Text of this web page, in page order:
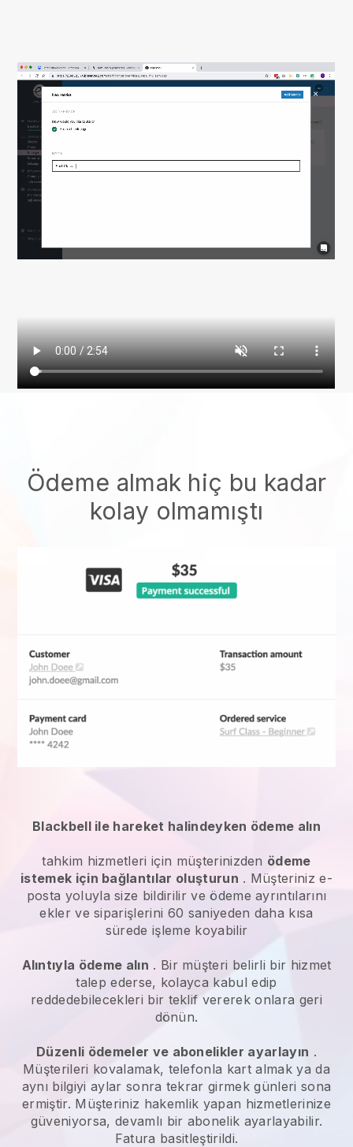
Ödeme almak hiç bu kadar
kolay olmamıştı
Blackbell ile hareket halindeyken ödeme alın
tahkim hizmetleri için müşterinizden ödeme
istemek için bağlantılar oluşturun . Müşteriniz e-
posta yoluyla size bildirilir ve ödeme ayrıntılarını
ekler ve siparişlerini 60 saniyeden daha kısa
sürede işleme koyabilir
Alıntıyla ödeme alın . Bir müşteri belirli bir hizmet
talep ederse, kolayca kabul edip
reddedebilecekleri bir teklif vererek onlara geri
dönün.
Düzenli ödemeler ve abonelikler ayarlayın .
Müşterileri kovalamak, telefonla kart almak ya da
aynı bilgiyi aylar sonra tekrar girmek günleri sona
ermiştir. Müşteriniz hakemlik yapan hizmetlerinize
güveniyorsa, devamlı bir abonelik ayarlayabilir.
Fatura basitleştirildi.